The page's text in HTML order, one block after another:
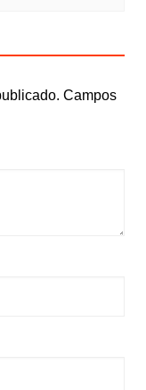
Campos